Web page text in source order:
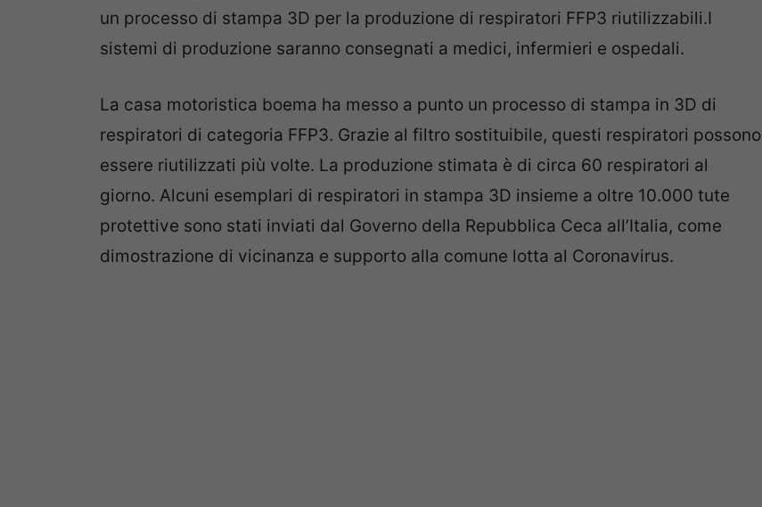
un processo di stampa 3D per la produzione di respiratori FFP3 riutilizzabili.I
sistemi di produzione saranno consegnati a medici, infermieri e ospedali.
La casa motoristica boema ha messo a punto un processo di stampa in 3D di
respiratori di categoria FFP3. Grazie al filtro sostituibile, questi respiratori possono
essere riutilizzati più volte. La produzione stimata è di circa 60 respiratori al
giorno. Alcuni esemplari di respiratori in stampa 3D insieme a oltre 10.000 tute
protettive sono stati inviati dal Governo della Repubblica Ceca all’Italia, come
dimostrazione di vicinanza e supporto alla comune lotta al Coronavirus.